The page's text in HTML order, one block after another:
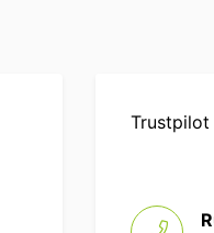
Trustpilot